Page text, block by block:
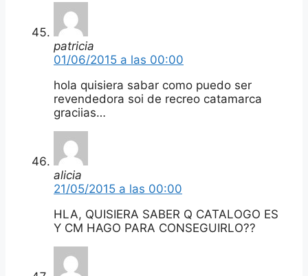
patricia
01/06/2015 a las 00:00
hola quisiera sabar como puedo ser
revendedora soi de recreo catamarca
graciias…
alicia
21/05/2015 a las 00:00
HLA, QUISIERA SABER Q CATALOGO ES
Y CM HAGO PARA CONSEGUIRLO??